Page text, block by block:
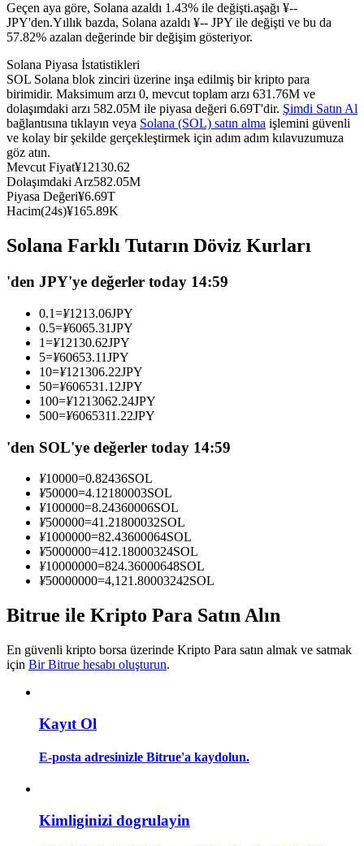
USDC Vadeli İşlemleri
USDC'yi teminat olarak kullanan vadeli işlemler
Kâr paylaşımı ve kopya ticaret komisyonlarının tadını çıkarın
Bilgi
Ticaret bilgileri vb. dahil olmak üzere büyük veri analizi.
Rehber
Geçen aya göre, Solana azaldı 1.43% ile değişti.aşağı ¥--
JPY'den.Yıllık bazda, Solana azaldı ¥-- JPY ile değişti ve bu da
57.82% azalan değerinde bir değişim gösteriyor.
Solana Piyasa İstatistikleri
SOL Solana blok zinciri üzerine inşa edilmiş bir kripto para
birimidir. Maksimum arzı 0, mevcut toplam arzı 631.76M ve
dolaşımdaki arzı 582.05M ile piyasa değeri 6.69T'dir. Şimdi Satın Al
bağlantısına tıklayın veya Solana (SOL) satın alma işlemini güvenli
ve kolay bir şekilde gerçekleştirmek için adım adım kılavuzumuza
göz atın.
Mevcut Fiyat¥12130.62
Dolaşımdaki Arz582.05M
Piyasa Değeri¥6.69T
Hacim(24s)¥165.89K
Solana Farklı Tutarın Döviz Kurları
'den JPY'ye değerler today 14:59
0.1=¥1213.06JPY
0.5=¥6065.31JPY
1=¥12130.62JPY
5=¥60653.11JPY
10=¥121306.22JPY
50=¥606531.12JPY
100=¥1213062.24JPY
500=¥6065311.22JPY
'den SOL'ye değerler today 14:59
¥10000=0.82436SOL
¥50000=4.12180003SOL
¥100000=8.24360006SOL
¥500000=41.21800032SOL
¥1000000=82.43600064SOL
¥5000000=412.18000324SOL
¥10000000=824.36000648SOL
¥50000000=4,121.80003242SOL
Bitrue ile Kripto Para Satın Alın
En güvenli kripto borsa üzerinde Kripto Para satın almak ve satmak
için Bir Bitrue hesabı oluşturun.
Kayıt Ol
E-posta adresinizle Bitrue'a kaydolun.
Kimliginizi dogrulayin